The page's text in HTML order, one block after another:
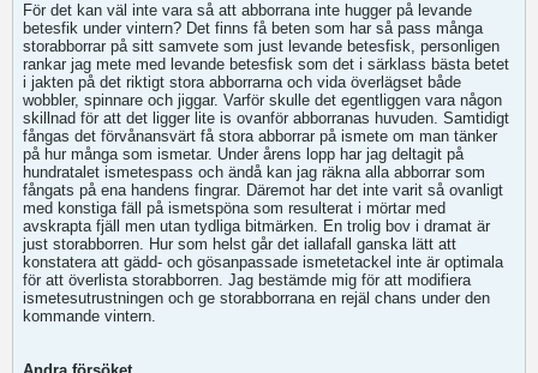
För det kan väl inte vara så att abborrana inte hugger på levande
betesfik under vintern? Det finns få beten som har så pass många
storabborrar på sitt samvete som just levande betesfisk, personligen
rankar jag mete med levande betesfisk som det i särklass bästa betet
i jakten på det riktigt stora abborrarna och vida överlägset både
wobbler, spinnare och jiggar. Varför skulle det egentliggen vara någon
skillnad för att det ligger lite is ovanför abborranas huvuden. Samtidigt
fångas det förvånansvärt få stora abborrar på ismete om man tänker
på hur många som ismetar. Under årens lopp har jag deltagit på
hundratalet ismetespass och ändå kan jag räkna alla abborrar som
fångats på ena handens fingrar. Däremot har det inte varit så ovanligt
med konstiga fäll på ismetspöna som resulterat i mörtar med
avskrapta fjäll men utan tydliga bitmärken. En trolig bov i dramat är
just storabborren. Hur som helst går det iallafall ganska lätt att
konstatera att gädd- och gösanpassade ismetetackel inte är optimala
för att överlista storabborren. Jag bestämde mig för att modifiera
ismetesutrustningen och ge storabborrana en rejäl chans under den
kommande vintern.